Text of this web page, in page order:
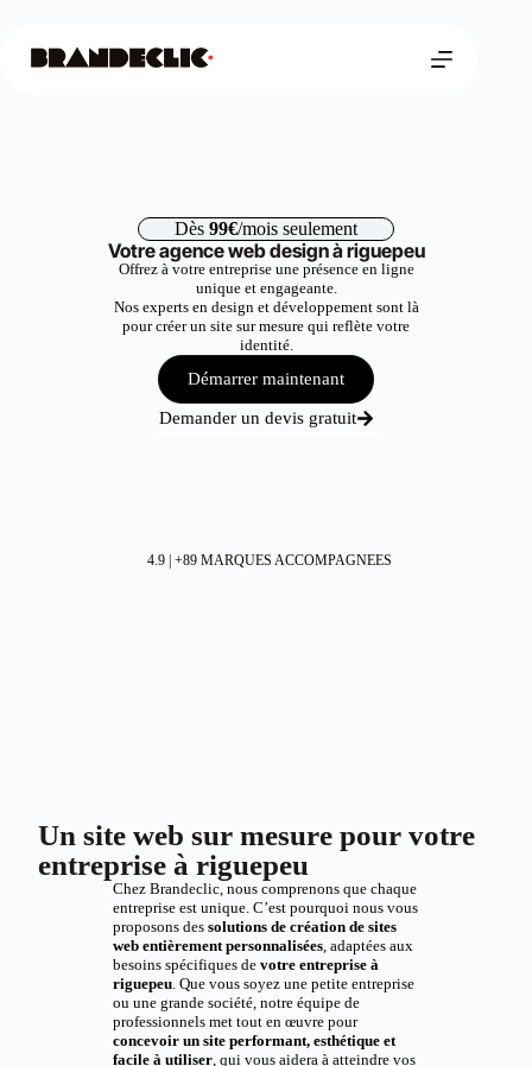
Dès 99€/mois seulement
Votre agence web design à riguepeu
Offrez à votre entreprise une présence en ligne
unique et engageante.
Nos experts en design et développement sont là
pour créer un site sur mesure qui reflète votre
identité.
Démarrer maintenant
Demander un devis gratuit
4.9 | +89 MARQUES ACCOMPAGNEES
Un site web sur mesure pour votre
entreprise à riguepeu
Chez Brandeclic, nous comprenons que chaque
entreprise est unique. C’est pourquoi nous vous
proposons des solutions de création de sites
web entièrement personnalisées, adaptées aux
besoins spécifiques de votre entreprise à
riguepeu. Que vous soyez une petite entreprise
ou une grande société, notre équipe de
professionnels met tout en œuvre pour
concevoir un site performant, esthétique et
facile à utiliser, qui vous aidera à atteindre vos